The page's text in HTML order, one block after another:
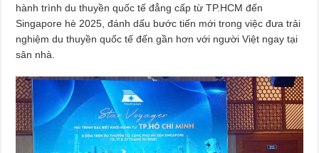
hành trình du thuyền quốc tế đẳng cấp từ TP.HCM đến
Singapore hè 2025, đánh dấu bước tiến mới trong việc đưa trải
nghiệm du thuyền quốc tế đến gần hơn với người Việt ngay tại
sân nhà.